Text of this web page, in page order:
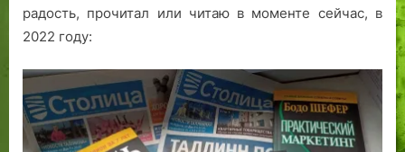
радость, прочитал или читаю в моменте сейчас, в
2022 году: